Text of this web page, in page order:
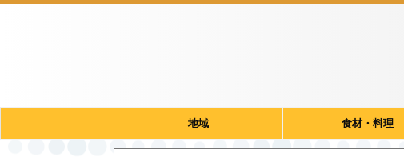
地域 食材・料理